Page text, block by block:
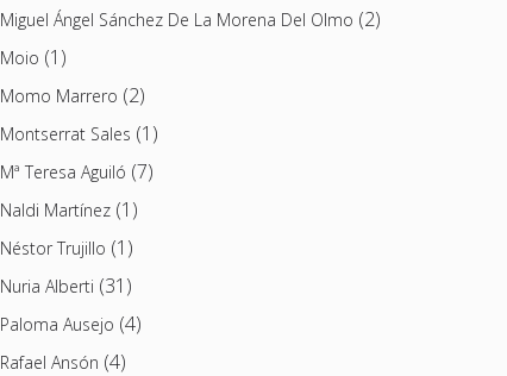
Miguel Ángel Sánchez De La Morena Del Olmo (2)
Moio (1)
Momo Marrero (2)
Montserrat Sales (1)
Mª Teresa Aguiló (7)
Naldi Martínez(1)
Néstor Trujillo (1)
Nuria Alberti (31)
Paloma Ausejo (4)
Rafael Ansón (4)